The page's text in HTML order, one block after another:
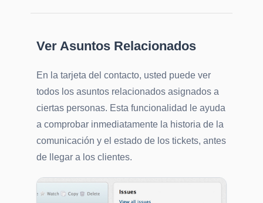
Ver Asuntos Relacionados
En la tarjeta del contacto, usted puede ver
todos los asuntos relacionados asignados a
ciertas personas. Esta funcionalidad le ayuda
a comprobar inmediatamente la historia de la
comunicación y el estado de los tickets, antes
de llegar a los clientes.